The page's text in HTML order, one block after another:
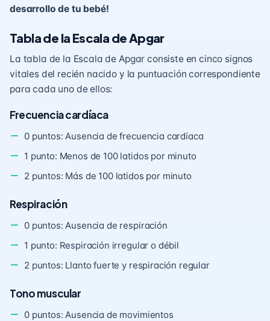
desarrollo de tu bebé!
Tabla de la Escala de Apgar
La tabla de la Escala de Apgar consiste en cinco signos
vitales del recién nacido y la puntuación correspondiente
para cada uno de ellos:
Frecuencia cardíaca
0 puntos: Ausencia de frecuencia cardíaca
1 punto: Menos de 100 latidos por minuto
2 puntos: Más de 100 latidos por minuto
Respiración
0 puntos: Ausencia de respiración
1 punto: Respiración irregular o débil
2 puntos: Llanto fuerte y respiración regular
Tono muscular
0 puntos: Ausencia de movimientos